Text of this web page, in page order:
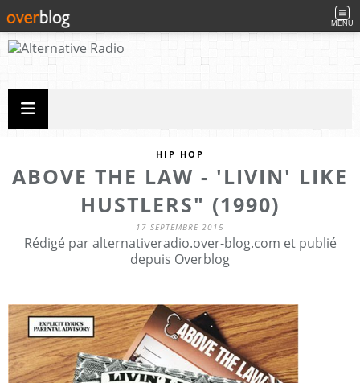
MENU
HIP HOP
ABOVE THE LAW - 'LIVIN' LIKE
HUSTLERS" (1990)
17 SEPTEMBRE 2015
Rédigé par alternativeradio.over-blog.com et publié
depuis Overblog